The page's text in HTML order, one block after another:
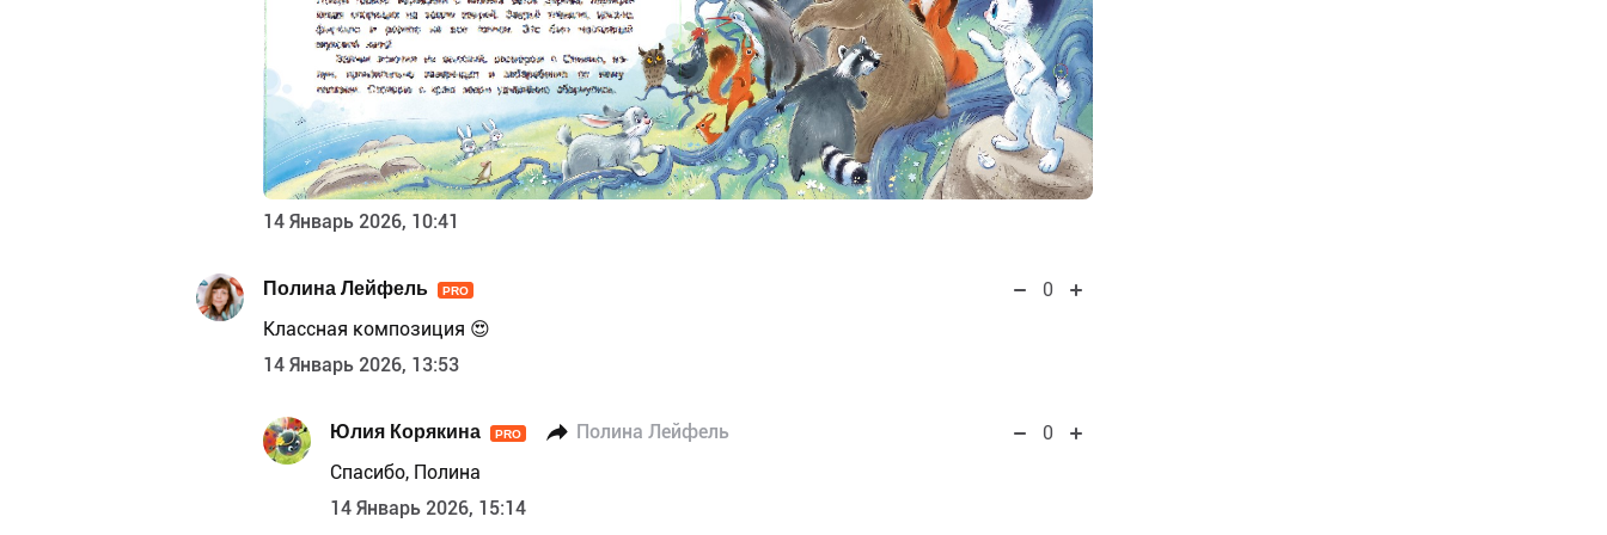
14 Январь 2026, 10:41
Полина Лейфель PRO
0
Классная композиция 😍
14 Январь 2026, 13:53
Юлия Корякина PRO Полина Лейфель
0
Спасибо, Полина
14 Январь 2026, 15:14